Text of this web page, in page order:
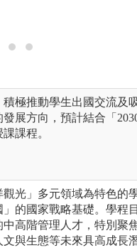
極推動學生出國交流及
展方向，預計結合「
課程。
光」多元領域為特色的
的國家戰略基礎。學程
高階管理人才，特別聚
與生態等未來具高成長